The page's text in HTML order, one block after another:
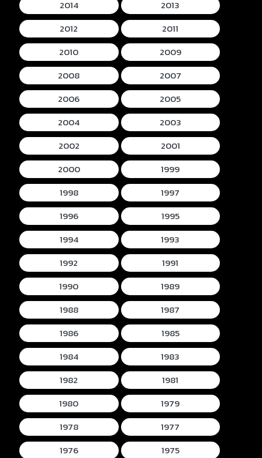
2014
2013
2012
2011
2010
2009
2008
2007
2006
2005
2004
2003
2002
2001
2000
1999
1998
1997
1996
1995
1994
1993
1992
1991
1990
1989
1988
1987
1986
1985
1984
1983
1982
1981
1980
1979
1978
1977
1976
1975